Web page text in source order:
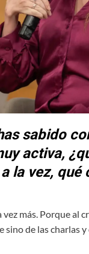
sabido
activa,
la vez,
más. Porque al
de las charlas